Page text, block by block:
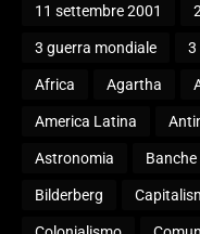
11 settembre 2001
3 guerra mondiale 3
Africa Agartha
America Latina
Astronomia Banche
Bilderberg